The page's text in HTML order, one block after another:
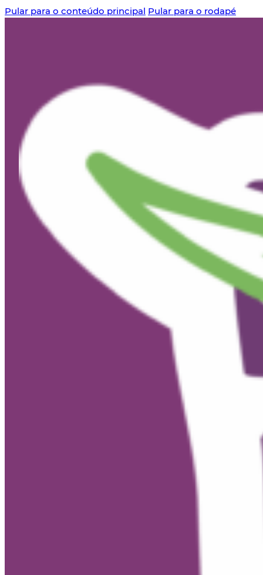
Pular para o conteúdo principal Pular para o rodapé